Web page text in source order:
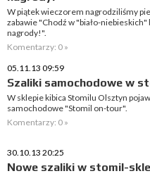
W piątek wieczorem nagrodziliśmy
zabawie "Chodź w "biało-niebieskich"
nagrody!".
Komentarzy: 0 »
05.11.13 09:59
Szaliki samochodowe w
W sklepie kibica Stomilu Olsztyn
samochodowe "Stomil on-tour".
Komentarzy: 0 »
30.10.13 20:25
Nowe szaliki w stomil-